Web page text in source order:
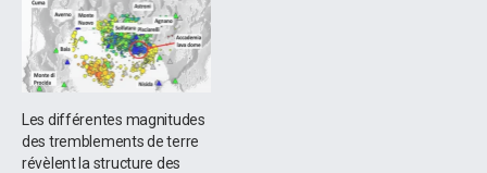
Les différentes magnitudes
des tremblements de terre
révèlent la structure des